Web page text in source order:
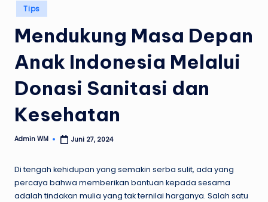
Posted
in
Tips
Mendukung Masa Depan
Anak Indonesia Melalui
Donasi Sanitasi dan
Kesehatan
Posted
Admin WM Juni 27, 2024
Di tengah kehidupan yang semakin serba sulit, ada yang
percaya bahwa memberikan bantuan kepada sesama
adalah tindakan mulia yang tak ternilai harganya. Salah satu